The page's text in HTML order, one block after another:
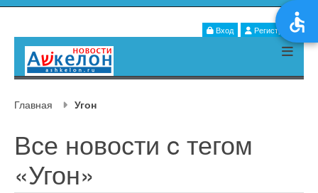
Вход Регистрация
Главная Угон
Все новости c тегом
«Угон»